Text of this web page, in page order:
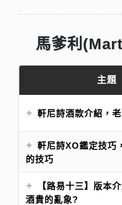
馬爹利
主題
軒尼詩酒款介紹，
軒尼詩XO鑑定技巧
的技巧
【路易十三】版本
酒貴的亂象?